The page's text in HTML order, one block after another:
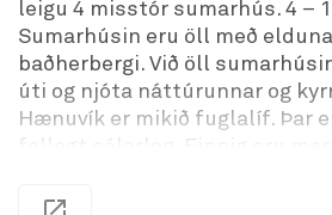
leigu 4 misstór sumarhús. 4 –
Sumarhúsin eru öll með
baðherbergi. Við öll
úti og njóta náttúrunnar og
Hænuvík er mikið fuglalíf. Þar
leiðsögn í fjárhús og sjá